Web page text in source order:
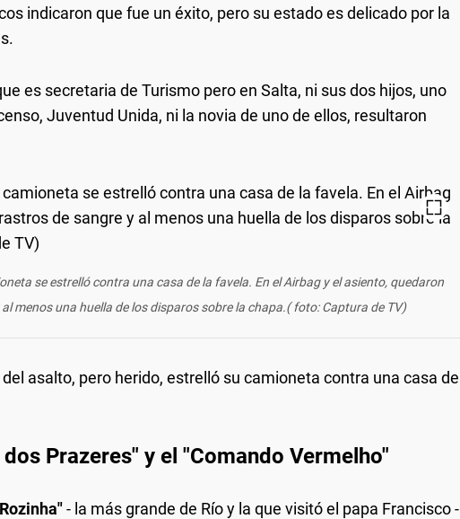
indicaron que fue un éxito, pero su estado es delicado por la
es secretaria de Turismo pero en Salta, ni sus dos hijos, uno
Juventud Unida, ni la novia de uno de ellos, resultaron
se estrelló contra una casa de la favela. En el Airbag y el asiento, quedaron
menos una huella de los disparos sobre la chapa.( foto: Captura de TV)
asalto, pero herido, estrelló su camioneta contra una casa de
Prazeres" y el "Comando Vermelho"
- la más grande de Río y la que visitó el papa Francisco -